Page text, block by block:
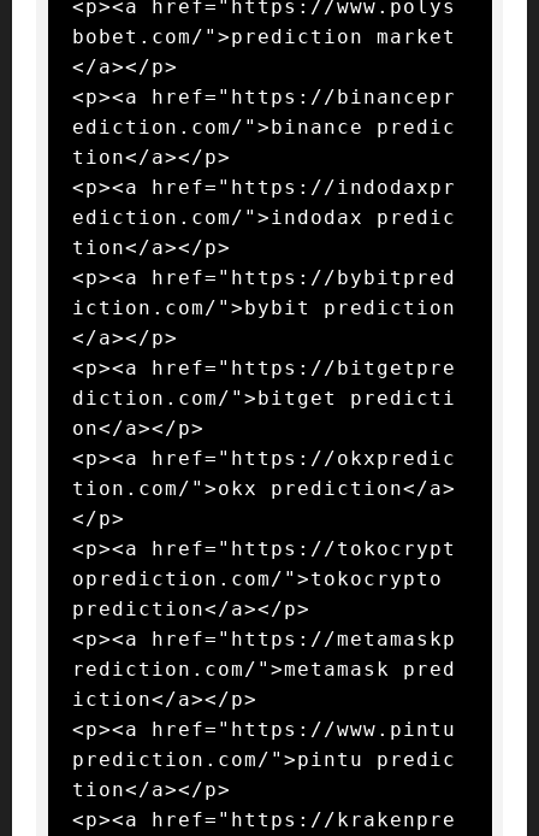
<p><a href="https://www.polys
bobet.com/">prediction market
</a></p>
<p><a href="https://binancepr
ediction.com/">binance predic
tion</a></p>
<p><a href="https://indodaxpr
ediction.com/">indodax predic
tion</a></p>
<p><a href="https://bybitpred
iction.com/">bybit prediction
</a></p>
<p><a href="https://bitgetpre
diction.com/">bitget predicti
on</a></p>
<p><a href="https://okxpredic
tion.com/">okx prediction</a>
</p>
<p><a href="https://tokocrypt
oprediction.com/">tokocrypto
prediction</a></p>
<p><a href="https://metamaskp
rediction.com/">metamask pred
iction</a></p>
<p><a href="https://www.pintu
prediction.com/">pintu predic
tion</a></p>
<p><a href="https://krakenpre